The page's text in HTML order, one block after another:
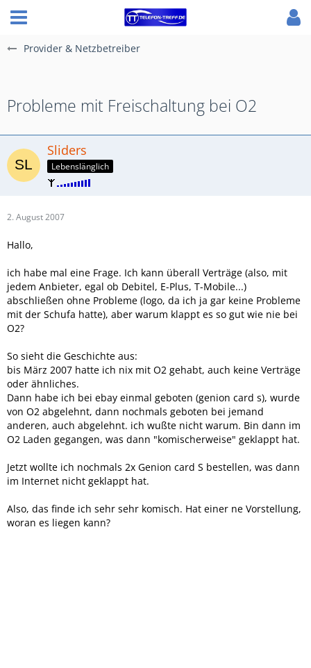
Provider & Netzbetreiber
Probleme mit Freischaltung bei O2
Sliders
Lebenslänglich
2. August 2007
Hallo,
ich habe mal eine Frage. Ich kann überall Verträge (also, mit
jedem Anbieter, egal ob Debitel, E-Plus, T-Mobile...)
abschließen ohne Probleme (logo, da ich ja gar keine Probleme
mit der Schufa hatte), aber warum klappt es so gut wie nie bei
O2?
So sieht die Geschichte aus:
bis März 2007 hatte ich nix mit O2 gehabt, auch keine Verträge
oder ähnliches.
Dann habe ich bei ebay einmal geboten (genion card s), wurde
von O2 abgelehnt, dann nochmals geboten bei jemand
anderen, auch abgelehnt. ich wußte nicht warum. Bin dann im
O2 Laden gegangen, was dann "komischerweise" geklappt hat.
Jetzt wollte ich nochmals 2x Genion card S bestellen, was dann
im Internet nicht geklappt hat.
Also, das finde ich sehr sehr komisch. Hat einer ne Vorstellung,
woran es liegen kann?